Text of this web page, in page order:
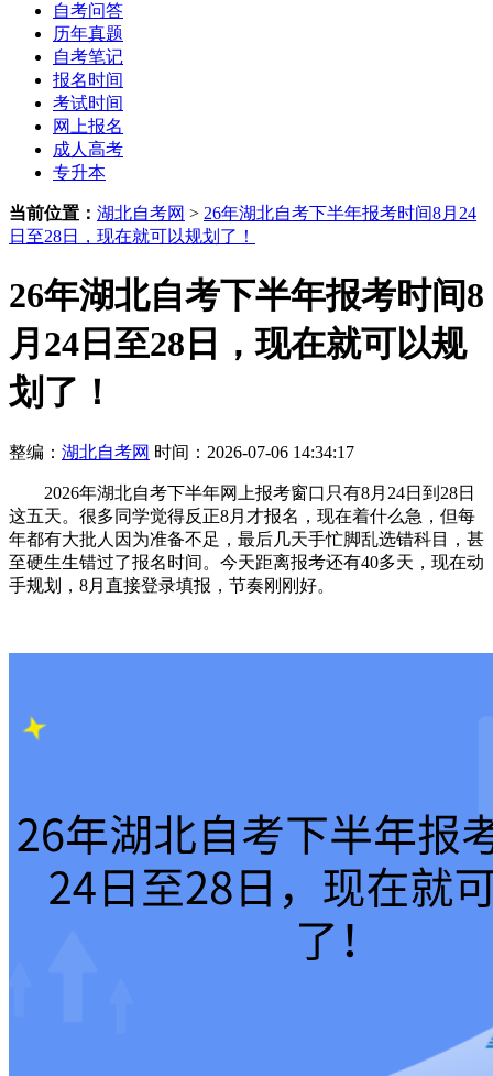
自考问答
历年真题
自考笔记
报名时间
考试时间
网上报名
成人高考
专升本
当前位置： 湖北自考网 > 26年湖北自考下半年报考时间8月24
日至28日，现在就可以规划了！
26年湖北自考下半年报考时间8
月24日至28日，现在就可以规
划了！
整编： 湖北自考网 时间：2026-07-06 14:34:17
2026年湖北自考下半年网上报考窗口只有8月24日到28日
这五天。很多同学觉得反正8月才报名，现在着什么急，但每
年都有大批人因为准备不足，最后几天手忙脚乱选错科目，甚
至硬生生错过了报名时间。今天距离报考还有40多天，现在动
手规划，8月直接登录填报，节奏刚刚好。